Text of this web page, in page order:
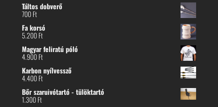
Táltos dobverő
700Ft
Fa korsó
5.200Ft
Magyar feliratú póló
4.900Ft
Karbon nyílvessző
4.400Ft
Bőr szaruivótartó - tülöktartó
1.300Ft